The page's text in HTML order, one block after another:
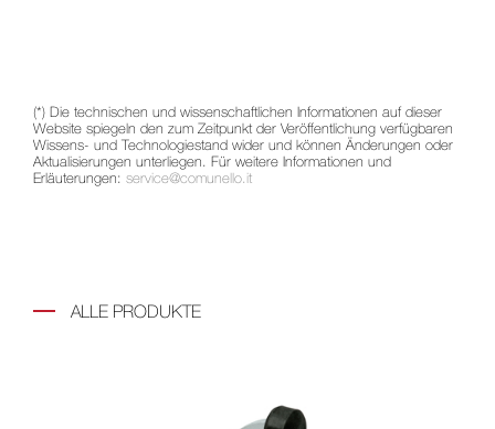
(*) Die technischen und wissenschaftlichen Informationen auf dieser
Website spiegeln den zum Zeitpunkt der Veröffentlichung verfügbaren
Wissens- und Technologiestand wider und können Änderungen oder
Aktualisierungen unterliegen. Für weitere Informationen und
Erläuterungen: service@comunello.it
ALLE PRODUKTE